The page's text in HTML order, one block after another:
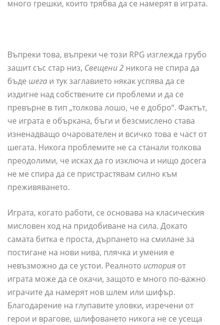
много грешки, които трябва да се намерят в играта.
Въпреки това, въпреки че този RPG изглежда грубо
зашит със стар низ, Свещени 2 никога не спира да
бъде шега и тук заглавието някак успява да се
издигне над собствените си проблеми и да се
превърне в тип „толкова лошо, че е добро“. Фактът,
че играта е объркана, бъги и безсмислено става
изненадващо очарователен и всичко това е част от
шегата. Никога проблемите не са станали толкова
преодолими, че исках да го изключа и нищо досега
не ме спира да се пристрастявам силно към
преживяването.
Играта, когато работи, се основава на класическия
мисловен ход на придобиване на сила. Докато
самата битка е проста, дърпането на смилане за
постигане на нови нива, плячка и умения е
невъзможно да се устои. Реалното история от
играта може да се окачи, защото е много по-важно
играчите да намерят нов шлем или шифър.
Благодарение на глупавите уловки, изречени от
герои и врагове, шлифоването никога не се усеща